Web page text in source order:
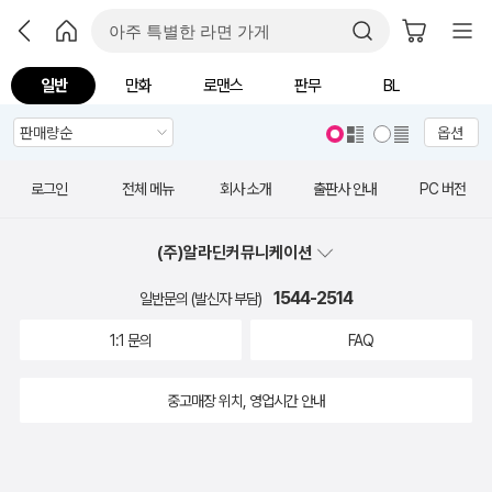
일반 만화 로맨스 판무 BL
옵션
로그인 전체 메뉴 회사 소개 출판사 안내 PC 버전
(주)알라딘커뮤니케이션
일반문의 (발신자 부담) 1544-2514
1:1 문의 FAQ
중고매장 위치, 영업시간 안내